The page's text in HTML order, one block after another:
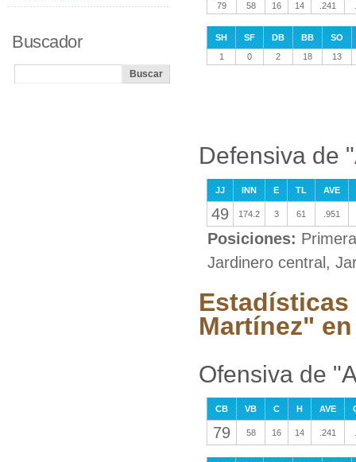
79
58 16 14 .241
SH SF DB BB
SO
1
0 2 18 13
Defensiva de
JJ INN E TL AVE
49 174.2 3 61 .951
Posiciones:
Jardinero central,
Martínez"
Ofensiva de
CB VB C H AVE
79 58 16 14 .241
Buscador